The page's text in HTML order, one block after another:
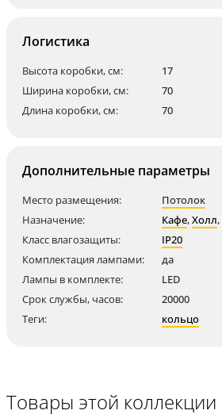
Логистика
Высота коробки, см:
17
Ширина коробки, см:
70
Длина коробки, см:
70
Дополнительные параметры
Место размещения:
Потолок
Назначение:
Кафе,Холл,
Класс влагозащиты:
IP20
Комплектация лампами:
да
Лампы в комплекте:
LED
Срок службы, часов:
20000
Теги:
кольцо
Товары этой коллекции